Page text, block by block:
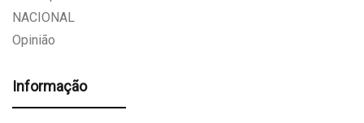
NACIONAL
Opinião
Informação